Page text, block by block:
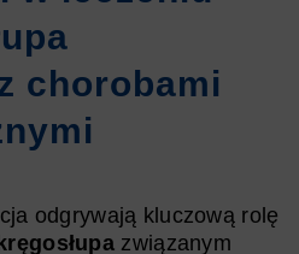
chorobami
odgrywają kluczową rolę
związanym